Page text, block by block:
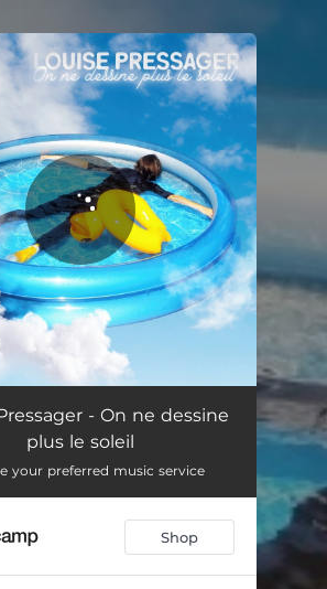
all set!
à écrire 03:10
feuilles mortes
entier 03:46
manqué 04:34
- On ne dessine
plus le soleil
your preferred music service
Shop